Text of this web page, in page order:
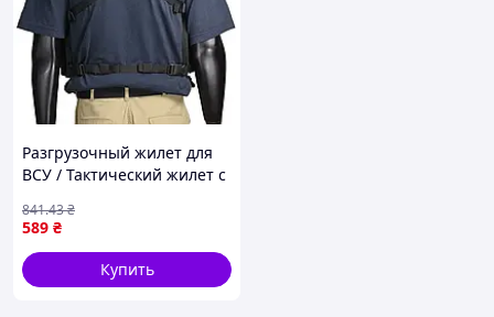
Разгрузочный жилет для
ВСУ / Тактический жилет с
589 ₴
841.43₴
Купить